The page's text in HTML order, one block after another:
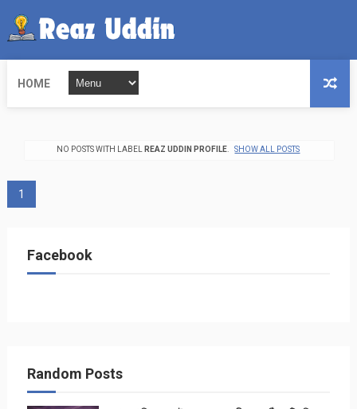
HOME
NO POSTS WITH LABEL REAZ UDDIN PROFILE SHOW ALL POSTS
1
Facebook
Random Posts